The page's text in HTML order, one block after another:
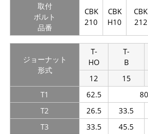
取付
ボルト
品番
CBK
210
CBK
H10
CBK
212
ジョーナット
形式
T-
HO
T-
B
12
15
T1
62.5 80
T2
26.5 33.5
T3
33.5 45.5